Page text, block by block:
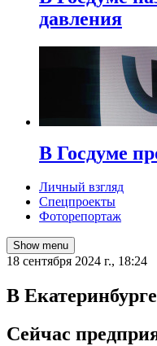
давления
В Госдуме
Личный взгляд
Спецпроекты
Фоторепортаж
Show menu
18 сентября 2024 г., 18:24
В
Сейчас